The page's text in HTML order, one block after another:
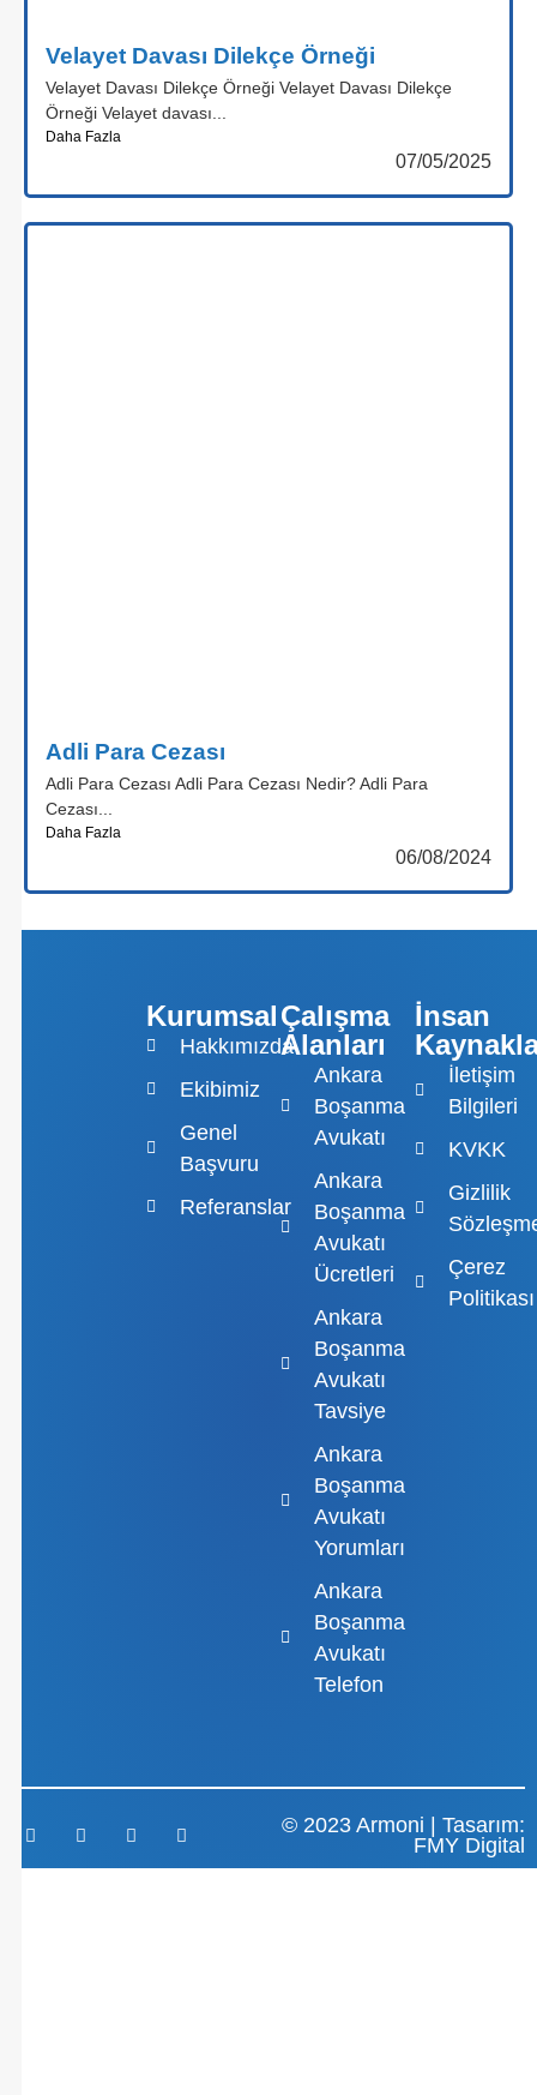
Velayet Davası Dilekçe Örneği
Velayet Davası Dilekçe Örneği Velayet Davası Dilekçe
Örneği Velayet davası...
Daha Fazla
07/05/2025
Adli Para Cezası
Adli Para Cezası Adli Para Cezası Nedir? Adli Para
Cezası...
Daha Fazla
06/08/2024
Kurumsal
Hakkımızda
Ekibimiz
Genel
Başvuru
Referanslar
Çalışma
Alanları
Ankara
Boşanma
Avukatı
Ankara
Boşanma
Avukatı
Ücretleri
Ankara
Boşanma
Avukatı
Tavsiye
Ankara
Boşanma
Avukatı
Yorumları
Ankara
Boşanma
Avukatı
Telefon
İnsan
İletişim
Bilgileri
KVKK
Gizlilik
Çerez
Politikası
© 2023 Armoni | Tasarım:
FMY Digital